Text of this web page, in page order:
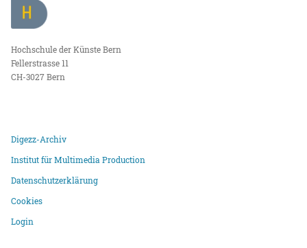
Hochschule der Künste Bern
Fellerstrasse 11
CH-3027 Bern
Digezz-Archiv
Institut für Multimedia Production
Datenschutzerklärung
Cookies
Login